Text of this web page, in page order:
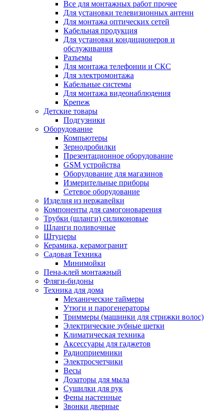
Все для монтажных работ прочее
Для установки телевизионных антенн
Для монтажа оптических сетей
Кабельная продукция
Для установки кондиционеров и
обслуживания
Разъемы
Для монтажа телефонии и СКС
Для электромонтажа
Кабельные системы
Для монтажа видеонаблюдения
Крепеж
Детские товары
Подгузники
Оборудование
Компьютеры
Зернодробилки
Презентационное оборудование
GSM устройства
Оборудование для магазинов
Измерительные приборы
Сетевое оборудование
Изделия из нержавейки
Компоненты для самогоноварения
Трубки (шланги) силиконовые
Шланги поливочные
Штуцеры
Керамика, керамогранит
Садовая Техника
Минимойки
Пена-клей монтажный
Фляги-бидоны
Техника для дома
Механические таймеры
Утюги и парогенераторы
Триммеры (машинки для стрижки волос)
Электрические зубные щетки
Климатическая техника
Аксессуары для гаджетов
Радиоприемники
Электросчетчики
Весы
Дозаторы для мыла
Сушилки для рук
Фены настенные
Звонки дверные